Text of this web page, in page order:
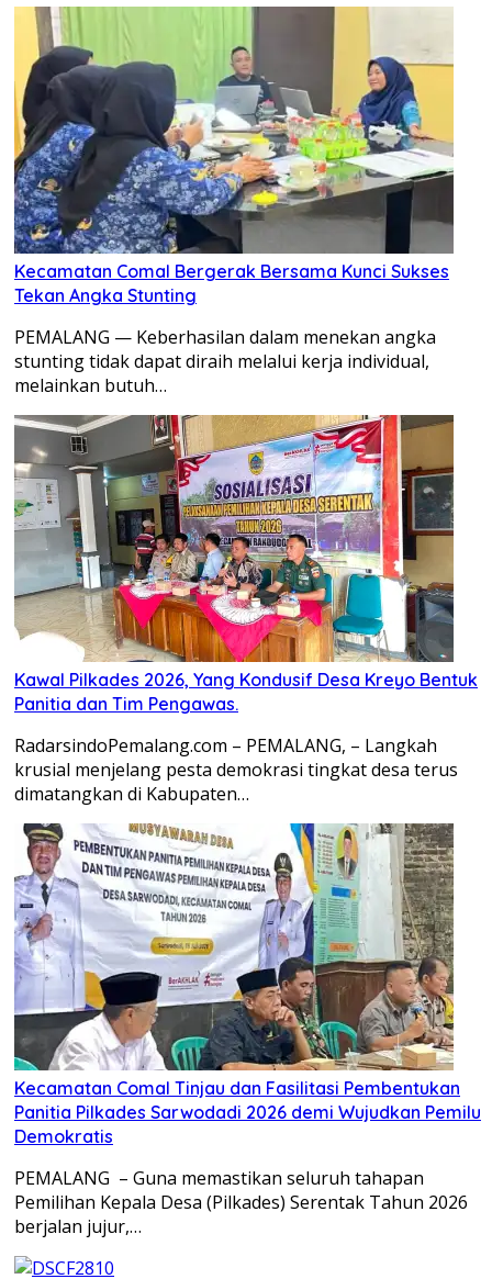
Kecamatan Comal Bergerak Bersama Kunci Sukses
Tekan Angka Stunting
PEMALANG — Keberhasilan dalam menekan angka
stunting tidak dapat diraih melalui kerja individual,
melainkan butuh…
Kawal Pilkades 2026, Yang Kondusif Desa Kreyo Bentuk
Panitia dan Tim Pengawas.
RadarsindoPemalang.com – PEMALANG, – Langkah
krusial menjelang pesta demokrasi tingkat desa terus
dimatangkan di Kabupaten…
Kecamatan Comal Tinjau dan Fasilitasi Pembentukan
Panitia Pilkades Sarwodadi 2026 demi Wujudkan Pemilu
Demokratis
PEMALANG – Guna memastikan seluruh tahapan
Pemilihan Kepala Desa (Pilkades) Serentak Tahun 2026
berjalan jujur,…